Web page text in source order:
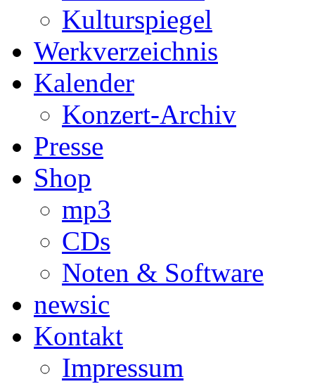
Kulturspiegel
Werkverzeichnis
Kalender
Konzert-Archiv
Presse
Shop
mp3
CDs
Noten & Software
newsic
Kontakt
Impressum